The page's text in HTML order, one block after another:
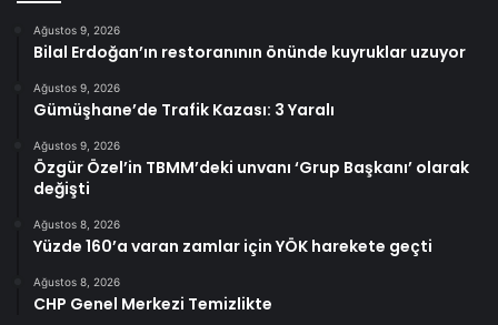
Ağustos 9, 2026
Bilal Erdoğan’ın restoranının önünde kuyruklar uzuyor
Ağustos 9, 2026
Gümüşhane’de Trafik Kazası: 3 Yaralı
Ağustos 9, 2026
Özgür Özel’in TBMM’deki unvanı ‘Grup Başkanı’ olarak
değişti
Ağustos 8, 2026
Yüzde 160’a varan zamlar için YÖK harekete geçti
Ağustos 8, 2026
CHP Genel Merkezi Temizlikte